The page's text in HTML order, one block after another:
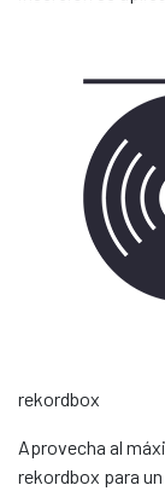
rekordbox
Aprovecha al
rekordbox para